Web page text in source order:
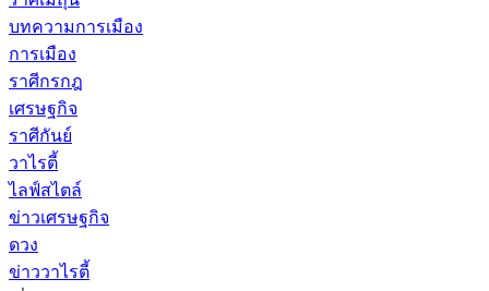
บทความการเมือง
การเมือง
ราศีกรกฎ
เศรษฐกิจ
ราศีกันย์
วาไรตี้
ไลฟ์สไตล์
ข่าวเศรษฐกิจ
ดวง
ข่าววาไรตี้